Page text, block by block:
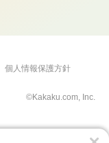
個人情報保護方針
©Kakaku.com, Inc.